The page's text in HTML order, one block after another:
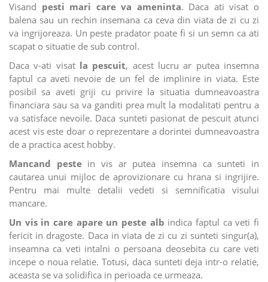
Visand pesti mari care va ameninta. Daca ati visat o
balena sau un rechin insemana ca ceva din viata de zi cu zi
va ingrijoreaza. Un peste pradator poate fi si un semn ca ati
scapat o situatie de sub control.
Daca v-ati visat la pescuit, acest lucru ar putea insemna
faptul ca aveti nevoie de un fel de implinire in viata. Este
posibil sa aveti griji cu privire la situatia dumneavoastra
financiara sau sa va ganditi prea mult la modalitati pentru a
va satisface nevoile. Daca sunteti pasionat de pescuit atunci
acest vis este doar o reprezentare a dorintei dumneavoastra
de a practica acest hobby.
Mancand pestein vis ar putea insemna ca sunteti in
cautarea unui mijloc de aprovizionare cu hrana si ingrijire.
Pentru mai multe detalii vedeti si semnificatia visului
mancare.
Un vis in care apare un peste alb indica faptul ca veti fi
fericit in dragoste. Daca in viata de zi cu zi sunteti singur(a),
inseamna ca veti intalni o persoana deosebita cu care veti
incepe o noua relatie. Totusi, daca sunteti deja intr-o relatie,
aceasta se va solidifica in perioada ce urmeaza.